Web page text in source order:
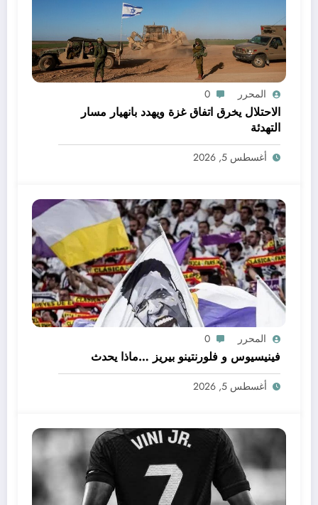
المحرر 0
الاحتلال يخرق اتفاق غزة ويهدد بانهيار مسار
التهدئة
أغسطس 5, 2026
المحرر 0
فينيسيوس و فلورنتينو بيريز …ماذا يحدث
أغسطس 5, 2026